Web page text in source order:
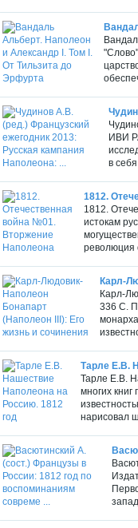
ИВИ
в
1812.
1812.
истокам
революция
Карл-
Карл-
336 С.
Тарле Е.В.
Тарле Е.В.
многих
нарисовал